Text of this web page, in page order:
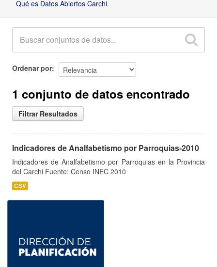
Qué es Datos Abiertos Carchi
Ordenar por
1 conjunto de datos encontrado
Filtrar Resultados
Indicadores de Analfabetismo por Parroquias-2010
Indicadores de Analfabetismo por Parroquias en la Provincia
del Carchi Fuente: Censo INEC 2010
CSV